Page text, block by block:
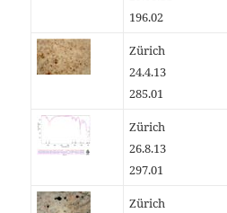
196.02
Zürich
24.4.13
285.01
Zürich
26.8.13
297.01
Zürich